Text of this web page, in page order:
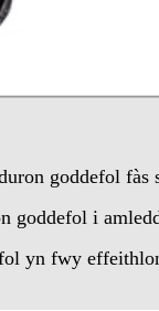
goddefol
goddefol i
yn fwy